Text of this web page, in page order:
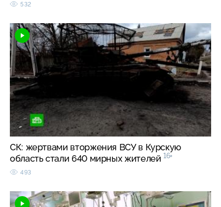
532
СК: жертвами вторжения ВСУ в Курскую
область стали 640 мирных жителей 16+
493